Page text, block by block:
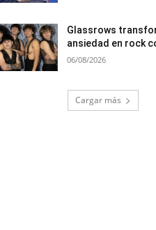
Glassrows
ansiedad en rock
06/08/2026
Cargar más